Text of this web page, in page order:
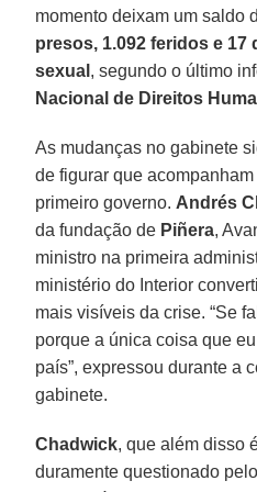
momento deixam um saldo
presos, 1.092 feridos e
sexual , segundo o último
Nacional de Direitos
As mudanças no gabinete
de figurar que
primeiro governo. Andrés
da fundação de Piñera,
ministro na primeira
ministério do Interior
mais visíveis da crise. “Se
porque a única coisa que
país”, expressou durante a
gabinete.
Chadwick, que além disso
duramente questionado